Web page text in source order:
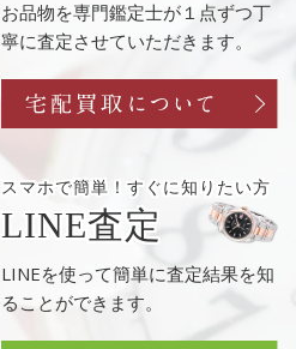
お品物を専門鑑定士が１点ずつ丁
寧に査定させていただきます。
スマホで簡単！ すぐに知りたい方
LINE査定
LINEを使って簡単に査定結果を知
ることができます。